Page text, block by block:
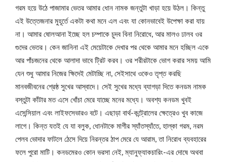
গরম হয়ে উঠে পাজামার ভেতর আমার ধোন নামক জন্তুটা খাড়া হয়ে উঠল। কিন্তু
এই উত্তেজনার মুহূর্তে একটা কথা মনে এল এবং যা কোনভাবেই উপেক্ষা করা যায়
না। আমার ষোলআনা ইচ্ছে হল চম্পাকে চুদব বিনা নিরোধে, আর মালও ঢালব ওর
গুদের ভেতর। কেন জানিনা এই মেয়েটাকে দেখার পর থেকে আমার মনে হচ্ছিল একে
আর পাঁচজনের থেকে আলাদা ভাবে ট্রিট করব। ওর শরীরটাকে ভোগ করার সময় আমি
যেন শুধু আমার নিজের ক্ষিদেই মেটাচ্ছি না, সেইসাথে ওকেও তৃপ্ত করছি
মানবজীবনের শ্রেষ্ঠ সুখের আস্বাদে। সেই সুখের মধ্যে ব্যাগড়া দিতে কনডম নামক
বস্তুটা কাঁটার মত এসে খোঁচা মেরে যাচ্ছে মনের মধ্যে। অবশ্য কনডম খুবই
এসেন্সিয়াল এবং লাইফসেভারও বটে। এছাড়া বার্থ-কন্ট্রোলের ক্ষেত্রেও খুব কাজে
লাগে। কিন্ত যতই যে যা বলুক, ধোনটাকে মাগীর স্যাঁতস্যাঁতে, হাল্কা গরম, নরম
পেলব ভোদার ফাটলে ঠেসে দিয়ে নিরন্তর ঠাপ মেরে যে আরাম, তা নিরোধ ব্যবহারের
ফলে পুরো মাটি। কনডমেরও কোন ভরসা নেই, ম্যানুফ্যাকচারিং-এর দোষে অথবা